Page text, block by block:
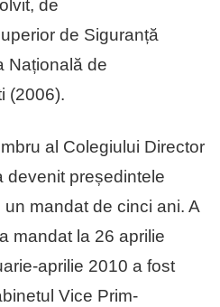
de
de Siguranță
Națională de
(2006).
al Colegiului Director
devenit președintele
mandat de cinci ani. A
mandat la 26 aprilie
aprilie 2010 a fost
Vice Prim-